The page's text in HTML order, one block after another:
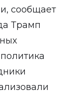
сообщает
Трамп